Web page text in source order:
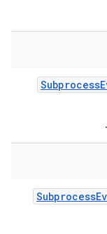
Subprocess
Subprocess